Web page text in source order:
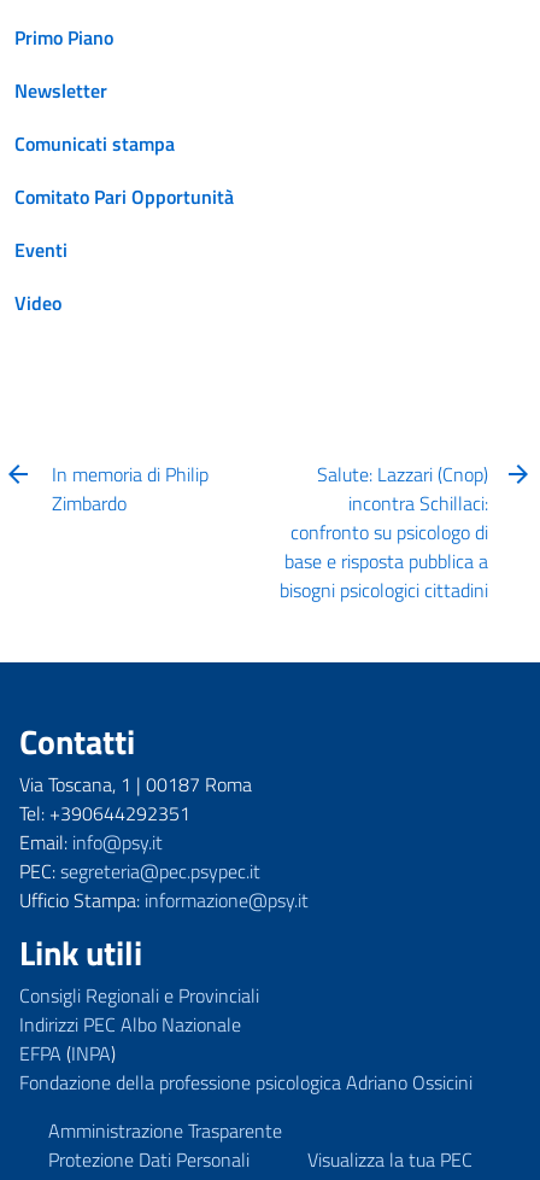
Primo Piano
Newsletter
Comunicati stampa
Comitato Pari Opportunità
Eventi
Video
In memoria di Philip
Zimbardo
Salute: Lazzari (Cnop)
incontra Schillaci:
confronto su psicologo di
base e risposta pubblica a
bisogni psicologici cittadini
Contatti
Via Toscana, 1 | 00187 Roma
Tel: +390644292351
Email: info@psy.it
PEC:segreteria@pec.psypec.it
Ufficio Stampa: informazione@psy.it
Link utili
Consigli Regionali e Provinciali
Indirizzi PEC Albo Nazionale
EFPA (INPA)
Fondazione della professione psicologica Adriano Ossicini
Amministrazione Trasparente
Protezione Dati Personali
Visualizza la tua PEC